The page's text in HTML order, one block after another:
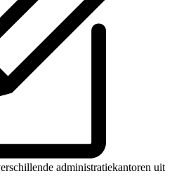
administratiekantoren uit